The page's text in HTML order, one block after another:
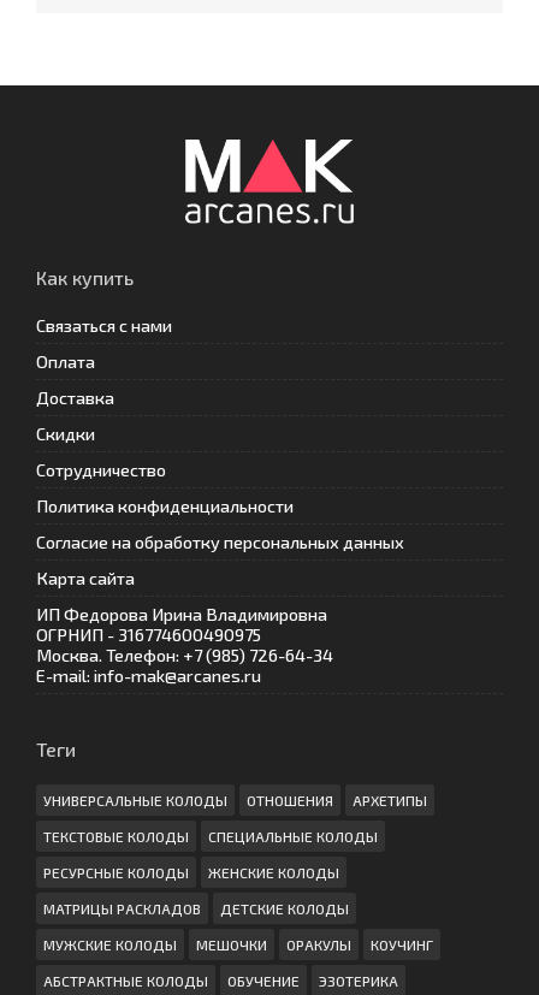
Как купить
Связаться с нами
Оплата
Доставка
Скидки
Сотрудничество
Политика конфиденциальности
Согласие на обработку персональных данных
Карта сайта
ИП Федорова Ирина Владимировна
ОГРНИП - 316774600490975
Москва. Телефон: +7 (985) 726-64-34
E-mail: info-mak@arcanes.ru
Теги
УНИВЕРСАЛЬНЫЕ КОЛОДЫ ОТНОШЕНИЯ АРХЕТИПЫ
ТЕКСТОВЫЕ КОЛОДЫ СПЕЦИАЛЬНЫЕ КОЛОДЫ
РЕСУРСНЫЕ КОЛОДЫ ЖЕНСКИЕ КОЛОДЫ
МАТРИЦЫ РАСКЛАДОВ ДЕТСКИЕ КОЛОДЫ
МУЖСКИЕ КОЛОДЫ МЕШОЧКИ ОРАКУЛЫ КОУЧИНГ
АБСТРАКТНЫЕ КОЛОДЫ ОБУЧЕНИЕ ЭЗОТЕРИКА